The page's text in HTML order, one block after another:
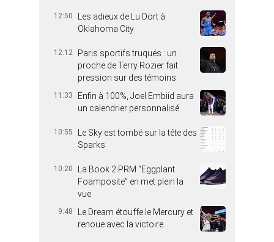
12:50
Les adieux de Lu Dort à
Oklahoma City
12:12
Paris sportifs truqués : un
proche de Terry Rozier fait
pression sur des témoins
11:33
Enfin à 100%, Joel Embiid aura
un calendrier personnalisé
10:55
Le Sky est tombé sur la tête des
Sparks
10:20
La Book 2 PRM “Eggplant
Foamposite” en met plein la
vue
9:48
Le Dream étouffe le Mercury et
renoue avec la victoire